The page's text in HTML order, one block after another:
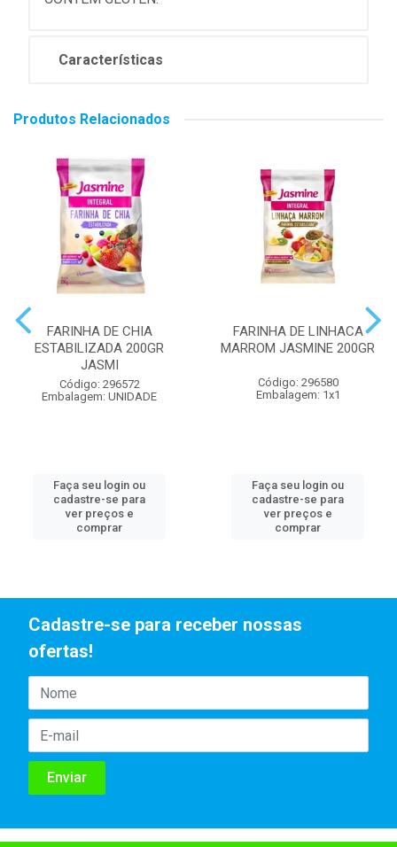
Características
Produtos Relacionados
FARINHA DE CHIA
ESTABILIZADA 200GR
JASMI
Código: 296572
Embalagem: UNIDADE
Faça seu login ou
cadastre-se para
ver preços e
comprar
FARINHA DE LINHACA
MARROM JASMINE 200GR
Código: 296580
Embalagem: 1x1
Faça seu login ou
cadastre-se para
ver preços e
comprar
Cadastre-se para receber nossas
ofertas!